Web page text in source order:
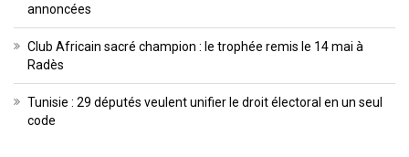
annoncées
Club Africain sacré champion : le trophée remis le 14 mai à
Radès
Tunisie : 29 députés veulent unifier le droit électoral en un seul
code